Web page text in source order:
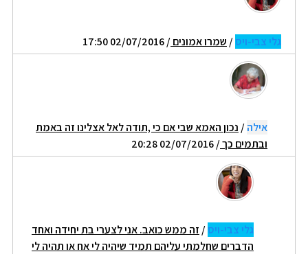
גלי צבי-ויס/ שמרו אמונים/ 02/07/2016 17:50
אילה/ נכון האמא שבי אם כי ,תודה לאל אצלינו זה באמת
ובתמים כך/ 02/07/2016 20:28
גלי צבי-ויס/ זה ממש כואב. אני לצערי בת יחידה ואחד
הדברים שחלמתי עליהם תמיד שיהיה לי אח או תהיה לי